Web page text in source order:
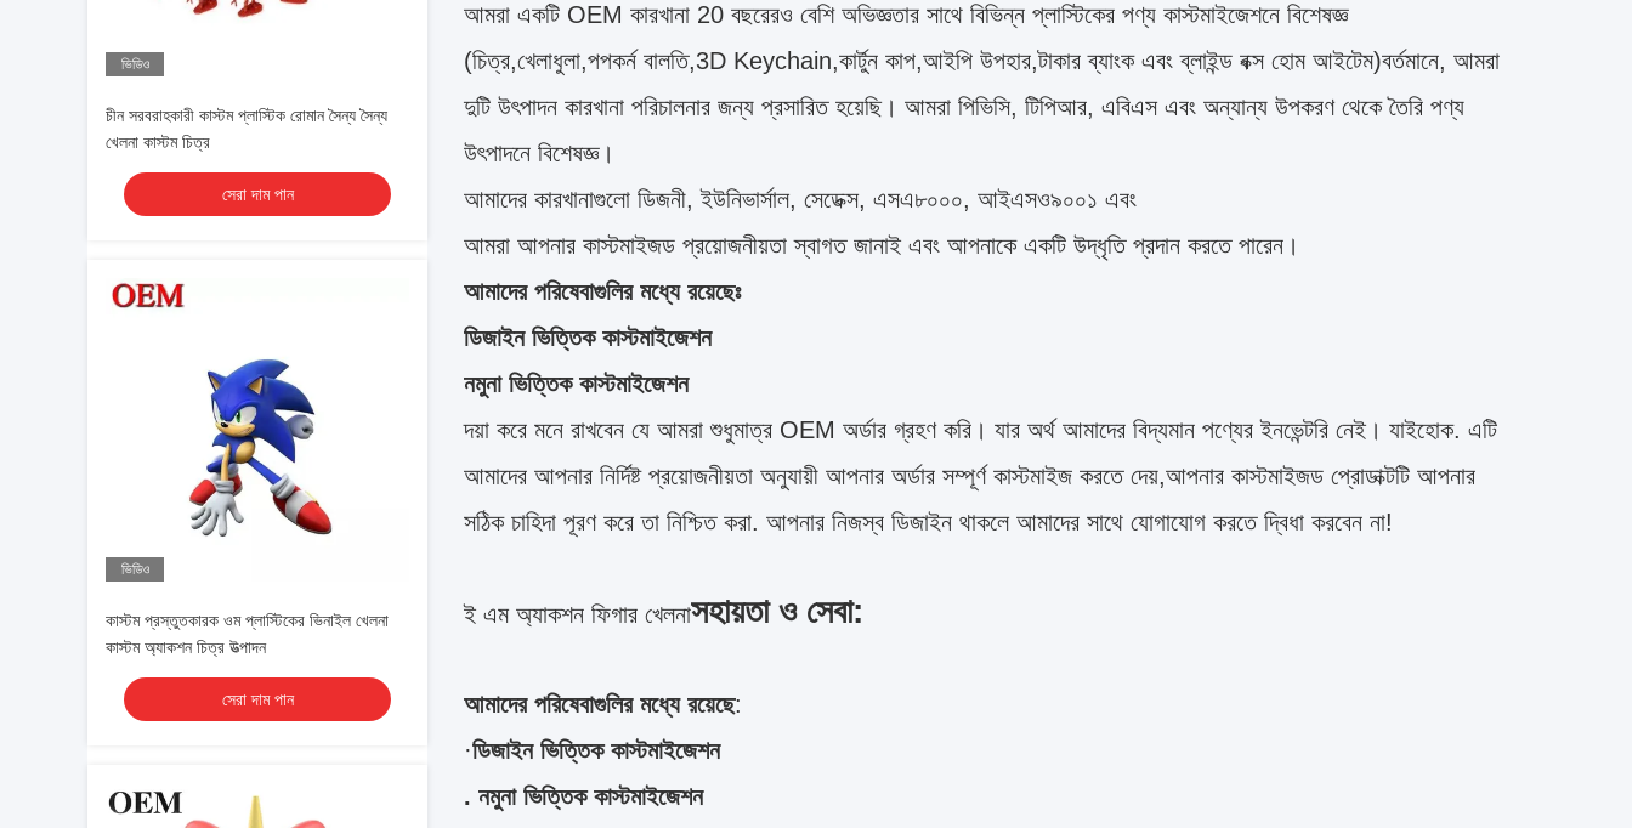
ভিডিও
চীন সরবরাহকারী কাস্টম প্লাস্টিক রোমান সৈন্য সৈন্য
খেলনা কাস্টম চিত্র
সেরা দাম পান
ভিডিও
কাস্টম প্রস্তুতকারক ওম প্লাস্টিকের ভিনাইল খেলনা
কাস্টম অ্যাকশন চিত্র উত্পাদন
সেরা দাম পান
আমরা একটি OEM কারখানা 20 বছরেরও বেশি অভিজ্ঞতার সাথে বিভিন্ন প্লাস্টিকের পণ্য কাস্টমাইজেশনে বিশেষজ্ঞ
(চিত্র,খেলাধুলা,পপকর্ন বালতি,3D Keychain,কার্টুন কাপ,আইপি উপহার,টাকার ব্যাংক এবং ব্লাইন্ড বক্স হোম আইটেম)বর্তমানে, আমরা
দুটি উৎপাদন কারখানা পরিচালনার জন্য প্রসারিত হয়েছি। আমরা পিভিসি, টিপিআর, এবিএস এবং অন্যান্য উপকরণ থেকে তৈরি পণ্য
উৎপাদনে বিশেষজ্ঞ।
আমাদের কারখানাগুলো ডিজনী, ইউনিভার্সাল, সেডেক্স, এসএ৮০০০, আইএসও৯০০১ এবং
আমরা আপনার কাস্টমাইজড প্রয়োজনীয়তা স্বাগত জানাই এবং আপনাকে একটি উদ্ধৃতি প্রদান করতে পারেন।
আমাদের পরিষেবাগুলির মধ্যে রয়েছেঃ
ডিজাইন ভিত্তিক কাস্টমাইজেশন
নমুনা ভিত্তিক কাস্টমাইজেশন
দয়া করে মনে রাখবেন যে আমরা শুধুমাত্র OEM অর্ডার গ্রহণ করি। যার অর্থ আমাদের বিদ্যমান পণ্যের ইনভেন্টরি নেই। যাইহোক. এটি
আমাদের আপনার নির্দিষ্ট প্রয়োজনীয়তা অনুযায়ী আপনার অর্ডার সম্পূর্ণ কাস্টমাইজ করতে দেয়,আপনার কাস্টমাইজড প্রোডাক্টটি আপনার
সঠিক চাহিদা পূরণ করে তা নিশ্চিত করা. আপনার নিজস্ব ডিজাইন থাকলে আমাদের সাথে যোগাযোগ করতে দ্বিধা করবেন না!
ই এম অ্যাকশন ফিগার খেলনাসহায়তা ও সেবা:
আমাদের পরিষেবাগুলির মধ্যে রয়েছে:
·ডিজাইন ভিত্তিক কাস্টমাইজেশন
. নমুনা ভিত্তিক কাস্টমাইজেশন